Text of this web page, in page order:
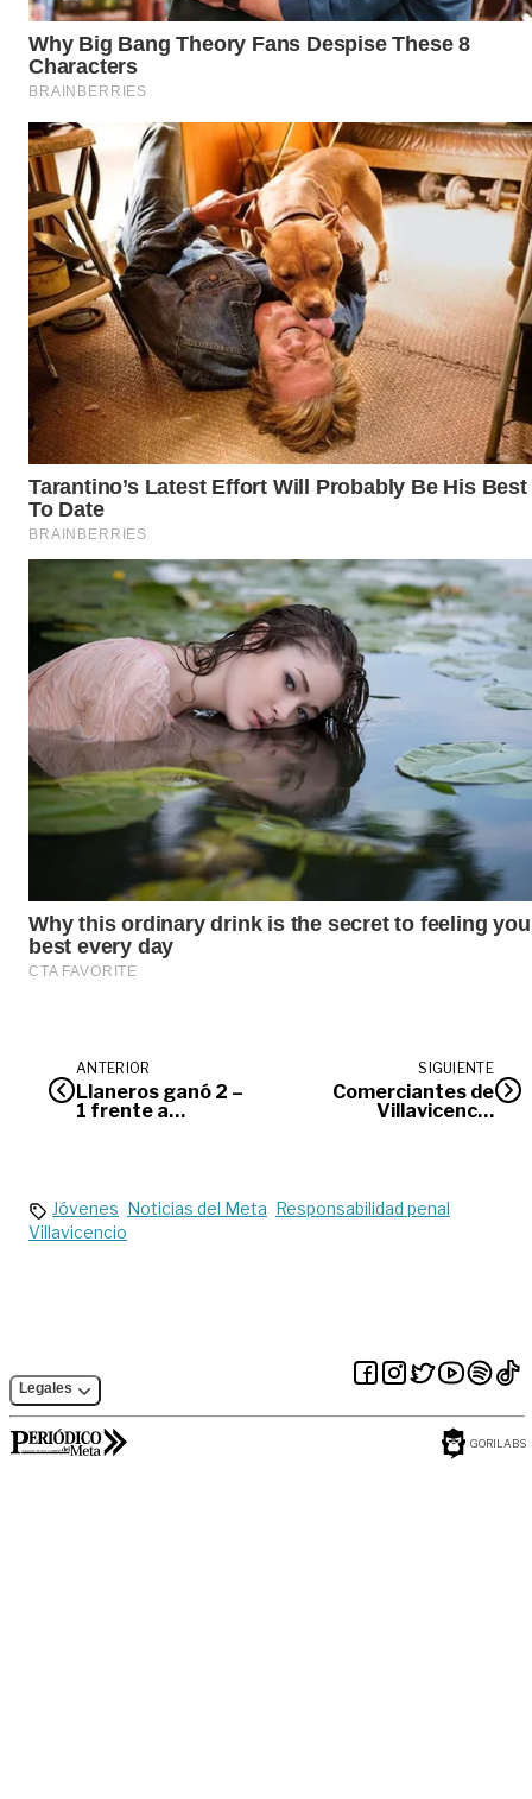
ANTERIOR
Llaneros ganó 2 –
1 frente a
SIGUIENTE
Comerciantes de
Villavicencio
Jóvenes Noticias del Meta Responsabilidad penal
Villavicencio
Legales
GORILABS